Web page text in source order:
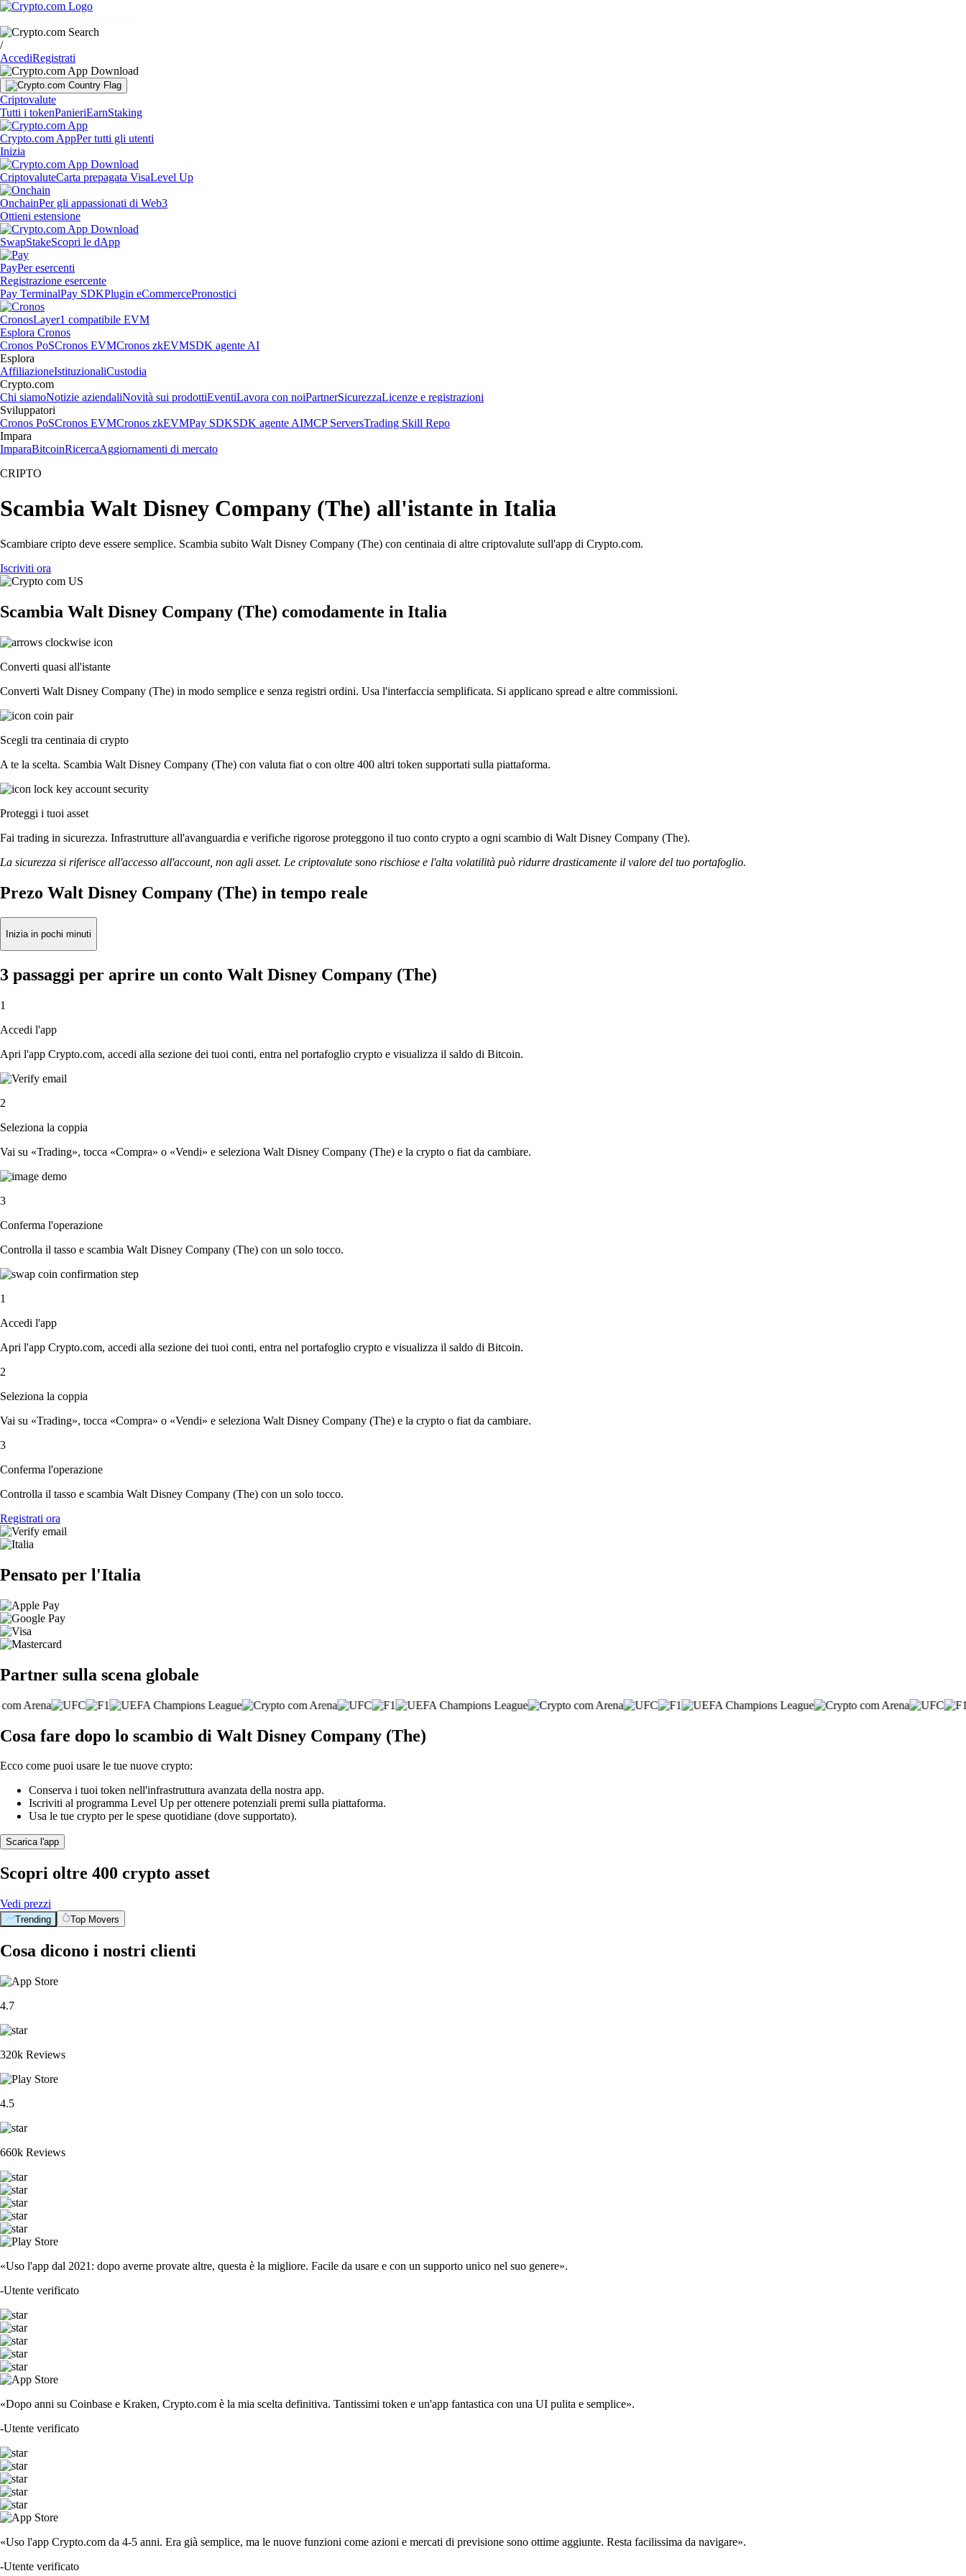
/
AccediRegistrati
Criptovalute
Tutti i tokenPanieriEarnStaking
Crypto.com AppPer tutti gli utenti
Inizia
CriptovaluteCarta prepagata VisaLevel Up
OnchainPer gli appassionati di Web3
Ottieni estensione
SwapStakeScopri le dApp
PayPer esercenti
Registrazione esercente
Pay TerminalPay SDKPlugin eCommercePronostici
CronosLayer1 compatibile EVM
Esplora Cronos
Cronos PoSCronos EVMCronos zkEVMSDK agente AI
Esplora
AffiliazioneIstituzionaliCustodia
Crypto.com
Chi siamoNotizie aziendaliNovità sui prodottiEventiLavora con noiPartnerSicurezzaLicenze e registrazioni
Sviluppatori
Cronos PoSCronos EVMCronos zkEVMPay SDKSDK agente AIMCP ServersTrading Skill Repo
Impara
ImparaBitcoinRicercaAggiornamenti di mercato
CRIPTO
Scambia Walt Disney Company (The) all'istante in Italia
Scambiare cripto deve essere semplice. Scambia subito Walt Disney Company (The) con centinaia di altre criptovalute sull'app di Crypto.com.
Iscriviti ora
Scambia Walt Disney Company (The) comodamente in Italia
Converti quasi all'istante
Converti Walt Disney Company (The) in modo semplice e senza registri ordini. Usa l'interfaccia semplificata. Si applicano spread e altre commissioni.
Scegli tra centinaia di crypto
A te la scelta. Scambia Walt Disney Company (The) con valuta fiat o con oltre 400 altri token supportati sulla piattaforma.
Proteggi i tuoi asset
Fai trading in sicurezza. Infrastrutture all'avanguardia e verifiche rigorose proteggono il tuo conto crypto a ogni scambio di Walt Disney Company (The).
La sicurezza si riferisce all'accesso all'account, non agli asset. Le criptovalute sono rischiose e l'alta volatilità può ridurre drasticamente il valore del tuo portafoglio.
Prezo Walt Disney Company (The) in tempo reale
Inizia in pochi minuti
3 passaggi per aprire un conto Walt Disney Company (The)
1
Accedi l'app
Apri l'app Crypto.com, accedi alla sezione dei tuoi conti, entra nel portafoglio crypto e visualizza il saldo di Bitcoin.
2
Seleziona la coppia
Vai su «Trading», tocca «Compra» o «Vendi» e seleziona Walt Disney Company (The) e la crypto o fiat da cambiare.
3
Conferma l'operazione
Controlla il tasso e scambia Walt Disney Company (The) con un solo tocco.
1
Accedi l'app
Apri l'app Crypto.com, accedi alla sezione dei tuoi conti, entra nel portafoglio crypto e visualizza il saldo di Bitcoin.
2
Seleziona la coppia
Vai su «Trading», tocca «Compra» o «Vendi» e seleziona Walt Disney Company (The) e la crypto o fiat da cambiare.
3
Conferma l'operazione
Controlla il tasso e scambia Walt Disney Company (The) con un solo tocco.
Registrati ora
Pensato per l'Italia
Partner sulla scena globale
Cosa fare dopo lo scambio di Walt Disney Company (The)
Ecco come puoi usare le tue nuove crypto:
Conserva i tuoi token nell'infrastruttura avanzata della nostra app.
Iscriviti al programma Level Up per ottenere potenziali premi sulla piattaforma.
Usa le tue crypto per le spese quotidiane (dove supportato).
Scarica l'app
Scopri oltre 400 crypto asset
Vedi prezzi
Trending Top Movers
Cosa dicono i nostri clienti
4.7
320k Reviews
4.5
660k Reviews
«Uso l'app dal 2021: dopo averne provate altre, questa è la migliore. Facile da usare e con un supporto unico nel suo genere».
-Utente verificato
«Dopo anni su Coinbase e Kraken, Crypto.com è la mia scelta definitiva. Tantissimi token e un'app fantastica con una UI pulita e semplice».
-Utente verificato
«Uso l'app Crypto.com da 4-5 anni. Era già semplice, ma le nuove funzioni come azioni e mercati di previsione sono ottime aggiunte. Resta facilissima da navigare».
-Utente verificato